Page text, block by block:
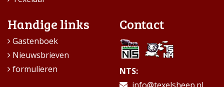
Handige links
Gastenboek
Nieuwsbrieven
formulieren
Contact
NTS: